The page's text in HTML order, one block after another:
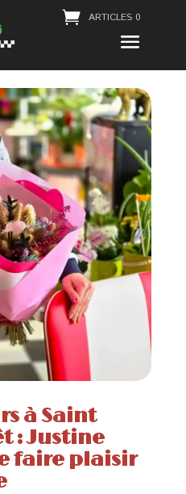
ARTICLES 0
à Saint
: Justine
faire plaisir